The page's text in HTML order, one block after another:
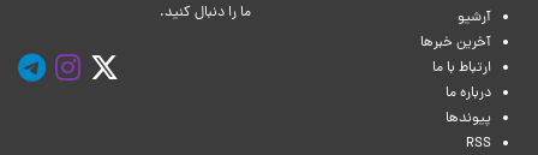
آرشیو
آخرین خبرها
ارتباط با ما
درباره ما
پیوندها
RSS
ما را دنبال کنید.